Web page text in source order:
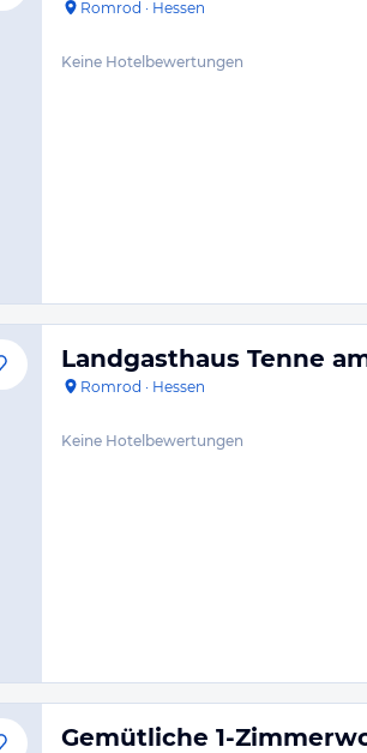
Romrod · Hessen
Keine Hotelbewertungen
Landgasthaus Tenne
Romrod · Hessen
Keine Hotelbewertungen
Gemütliche 1-